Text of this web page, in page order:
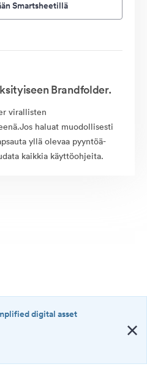
Smartsheetillä
Brandfolder.
virallisten
haluat muodollisesti
yllä olevaa pyyntöä-
kaikkia käyttöohjeita.
·
digital asset